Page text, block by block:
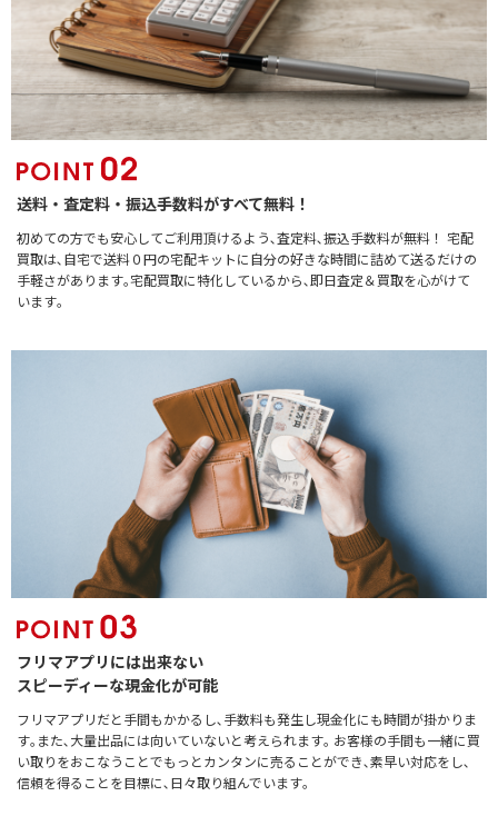
送料・査定料・振込手数料がすべて無料！
初めての方でも安心してご利用頂けるよう､査定料､振込手数料が無料！ 宅配
買取は､自宅で送料０円の宅配キットに自分の好きな時間に詰めて送るだけの
手軽さがあります｡宅配買取に特化しているから､即日査定＆買取を心がけて
います｡
フリマアプリには出来ない
スピーディーな現金化が可能
フリマアプリだと手間もかかるし､手数料も発生し現金化にも時間が掛かりま
す｡また､大量出品には向いていないと考えられます｡ お客様の手間も一緒に買
い取りをおこなうことでもっとカンタンに売ることができ､素早い対応をし､
信頼を得ることを目標に､日々取り組んでいます｡